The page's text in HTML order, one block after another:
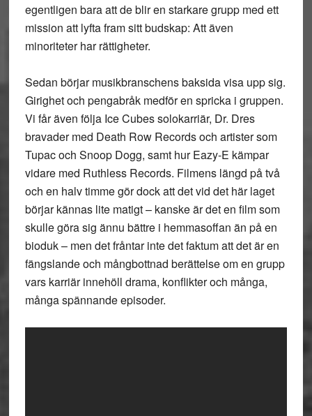
egentligen bara att de blir en starkare grupp med ett
mission att lyfta fram sitt budskap: Att även
minoriteter har rättigheter.
Sedan börjar musikbranschens baksida visa upp sig.
Girighet och pengabråk medför en spricka i gruppen.
Vi får även följa Ice Cubes solokarriär, Dr. Dres
bravader med Death Row Records och artister som
Tupac och Snoop Dogg, samt hur Eazy-E kämpar
vidare med Ruthless Records. Filmens längd på två
och en halv timme gör dock att det vid det här laget
börjar kännas lite matigt – kanske är det en film som
skulle göra sig ännu bättre i hemmasoffan än på en
bioduk – men det fråntar inte det faktum att det är en
fängslande och mångbottnad berättelse om en grupp
vars karriär innehöll drama, konflikter och många,
många spännande episoder.